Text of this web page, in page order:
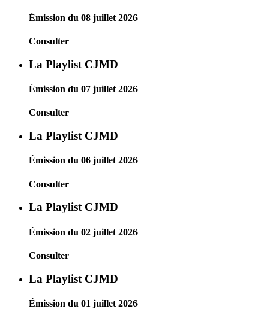
Émission du 08 juillet 2026
Consulter
La Playlist CJMD
Émission du 07 juillet 2026
Consulter
La Playlist CJMD
Émission du 06 juillet 2026
Consulter
La Playlist CJMD
Émission du 02 juillet 2026
Consulter
La Playlist CJMD
Émission du 01 juillet 2026